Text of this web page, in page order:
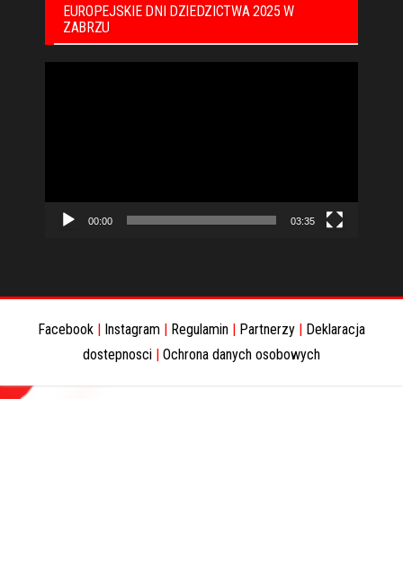
EUROPEJSKIE DNI DZIEDZICTWA 2025 W
ZABRZU
00:00 03:35
Facebook | Instagram | Regulamin | Partnerzy | Deklaracja
dostepnosci | Ochrona danych osobowych